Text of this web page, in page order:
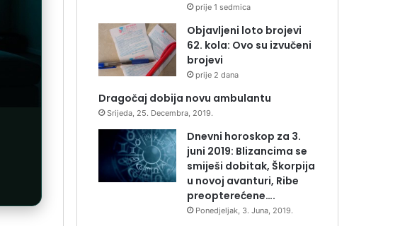
prije 1 sedmica
Objavljeni loto brojevi
62. kola: Ovo su izvučeni
brojevi
prije 2 dana
Dragočaj dobija novu ambulantu
Srijeda, 25. Decembra, 2019.
Dnevni horoskop za 3.
juni 2019: Blizancima se
smiješi dobitak, Škorpija
u novoj avanturi, Ribe
preopterećene….
Ponedjeljak, 3. Juna, 2019.